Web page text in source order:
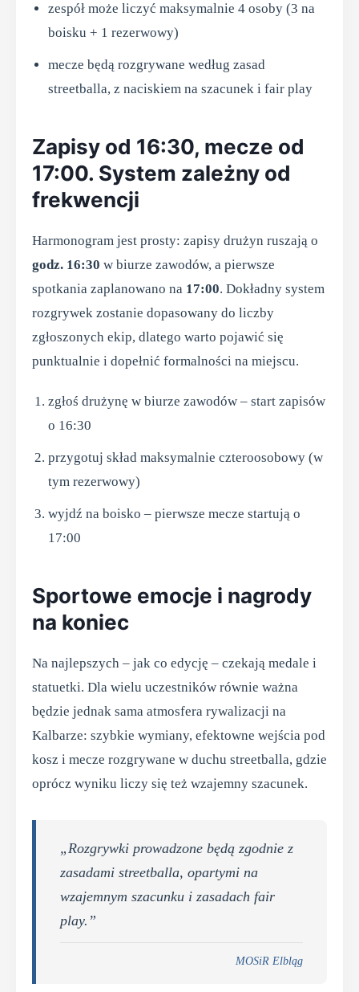
zespół może liczyć maksymalnie 4 osoby (3 na
boisku + 1 rezerwowy)
mecze będą rozgrywane według zasad
streetballa, z naciskiem na szacunek i fair play
Zapisy od 16:30, mecze od
17:00. System zależny od
frekwencji
Harmonogram jest prosty: zapisy drużyn ruszają o
godz. 16:30 w biurze zawodów, a pierwsze
spotkania zaplanowano na 17:00. Dokładny system
rozgrywek zostanie dopasowany do liczby
zgłoszonych ekip, dlatego warto pojawić się
punktualnie i dopełnić formalności na miejscu.
zgłoś drużynę w biurze zawodów – start zapisów
o 16:30
przygotuj skład maksymalnie czteroosobowy (w
tym rezerwowy)
wyjdź na boisko – pierwsze mecze startują o
17:00
Sportowe emocje i nagrody
na koniec
Na najlepszych – jak co edycję – czekają medale i
statuetki. Dla wielu uczestników równie ważna
będzie jednak sama atmosfera rywalizacji na
Kalbarze: szybkie wymiany, efektowne wejścia pod
kosz i mecze rozgrywane w duchu streetballa, gdzie
oprócz wyniku liczy się też wzajemny szacunek.
„Rozgrywki prowadzone będą zgodnie z
zasadami streetballa, opartymi na
wzajemnym szacunku i zasadach fair
play.”
MOSiR Elbląg